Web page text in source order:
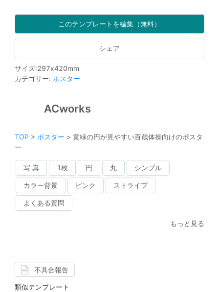
このテンプレートを編集（無料）
シェア
サイズ:297x420mm
カテゴリー: ポスター
ACworks
TOP > ポスター > 黄緑の円が見やすい百歳体操向けのポスタ
ー
写 真 1枚 円 丸 シンプル
カラー背景 ピンク ストライプ
よくある質問
もっと見る
不具合報告
類似テンプレート